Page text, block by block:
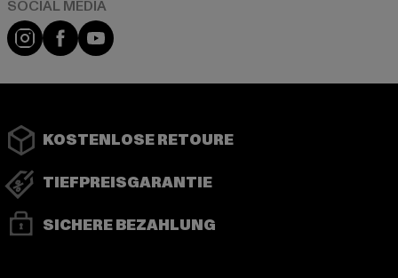
Instagram
FacebookYouTube
KOSTENLOSE RETOURE
TIEFPREISGARANTIE
SICHERE BEZAHLUNG